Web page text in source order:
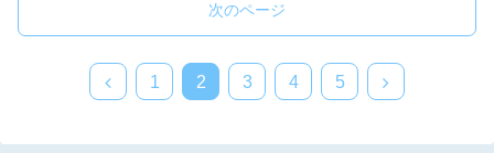
次のページ
1 2 3 4 5